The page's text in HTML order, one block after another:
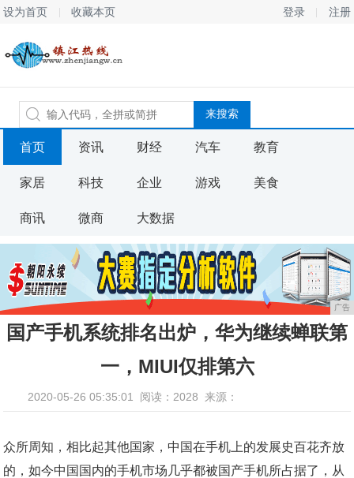
设为首页 收藏本页 登录 注册
首页 资讯 财经 汽车 教育
家居 科技 企业 游戏 美食
商讯 微商 大数据
广告
国产手机系统排名出炉，华为继续蝉联第
一，MIUI仅排第六
2020-05-26 05:35:01 阅读：2028 来源：
众所周知，相比起其他国家，中国在手机上的发展史百花齐放
的，如今中国国内的手机市场几乎都被国产手机所占据了，从